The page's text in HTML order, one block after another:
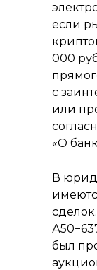
если
000
с
или
«О
В
был
в рейтинге
Скачать
Скачать
Скачать прайс-
компании